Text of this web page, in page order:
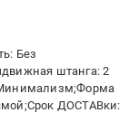
Без
штанга: 2
ДОСТАВки: